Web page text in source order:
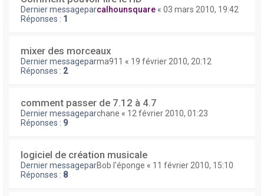
Dernier messageparcalhounsquare « 03 mars 2010, 19:42
Réponses : 1
mixer des morceaux
Dernier messageparma911 « 19 février 2010, 20:12
Réponses : 2
comment passer de 7.12 à 4.7
Dernier messageparchane « 12 février 2010, 01:23
Réponses : 9
logiciel de création musicale
Dernier messageparBob l'éponge « 11 février 2010, 15:10
Réponses : 8